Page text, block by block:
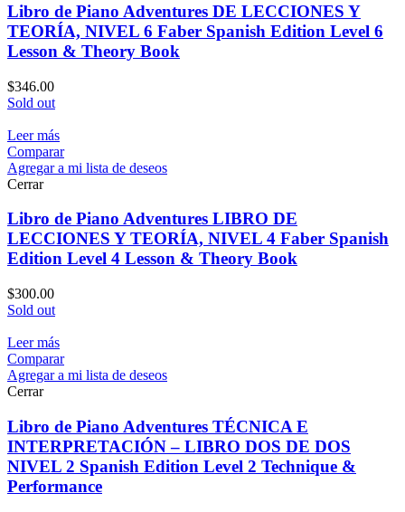
Libro de Piano Adventures DE LECCIONES Y
TEORÍA, NIVEL 6 Faber Spanish Edition Level 6
Lesson & Theory Book
$346.00
Sold out
Leer más
Comparar
Agregar a mi lista de deseos
Cerrar
Libro de Piano Adventures LIBRO DE
LECCIONES Y TEORÍA, NIVEL 4 Faber Spanish
Edition Level 4 Lesson & Theory Book
$300.00
Sold out
Leer más
Comparar
Agregar a mi lista de deseos
Cerrar
Libro de Piano Adventures TÉCNICA E
INTERPRETACIÓN – LIBRO DOS DE DOS
NIVEL 2 Spanish Edition Level 2 Technique &
Performance